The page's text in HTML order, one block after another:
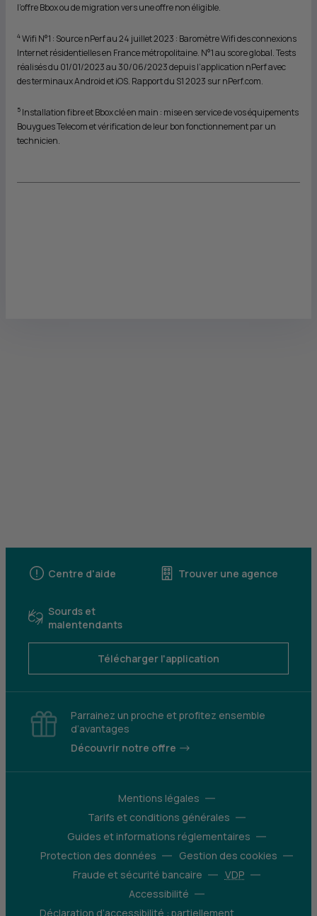
l’offre Bbox ou de migration vers une offre non éligible.
4Wifi N°1 : Source nPerf au 24 juillet 2023 : Baromètre Wifi des connexions
Internet résidentielles en France métropolitaine. N°1 au score global. Tests
réalisés du 01/01/2023 au 30/06/2023 depuis l’application nPerf avec
des terminaux Android et iOS. Rapport du S1 2023 sur nPerf.com.
5 Installation fibre et Bbox clé en main : mise en service de vos équipements
Bouygues Telecom et vérification de leur bon fonctionnement par un
technicien.
Centre d'aide Trouver une agence
Sourds et
malentendants
Télécharger l'application
Parrainez un proche et profitez ensemble
d’avantages
Découvrir notre offre
Mentions légales
Tarifs et conditions générales
Guides et informations réglementaires
Protection des données
Gestion des cookies
Fraude et sécurité bancaire
VDP
Accessibilité
Déclaration d’accessibilité : partiellement